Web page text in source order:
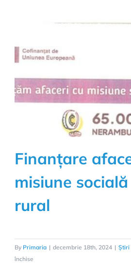
Finanțare
misiune
rural
By Primaria | decembrie 18th, 2024 | Știri
închise